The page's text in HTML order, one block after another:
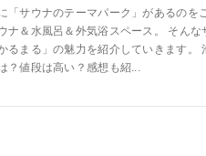
「サウナのテーマパーク」があるのを
ナ＆水風呂＆外気浴スペース。 そんな
るまる」の魅力を紹介していきます。
？値段は高い？感想も紹...